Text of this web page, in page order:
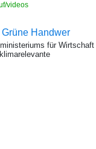
videos
Handwer
für